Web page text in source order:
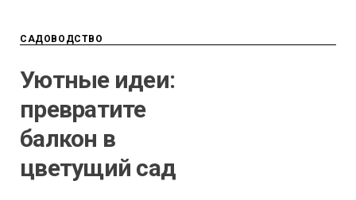
САДОВОДСТВО
Уютные идеи:
превратите
балкон в
цветущий сад